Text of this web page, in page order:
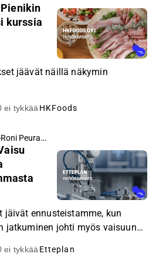
Pienikin
kurssia
jäävät näillä näkymin
ei tykkää HKFoods
Roni Peuranheimo
jäivät ennusteistamme, kun
jatkuminen johti myös vaisuun
ei tykkääEtteplan